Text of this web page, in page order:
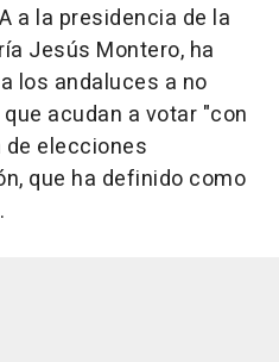
a la presidencia de la
Jesús Montero, ha
los andaluces a no
acudan a votar "con
elecciones
que ha definido como